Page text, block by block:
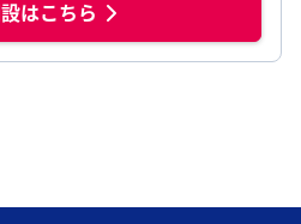
はこちら